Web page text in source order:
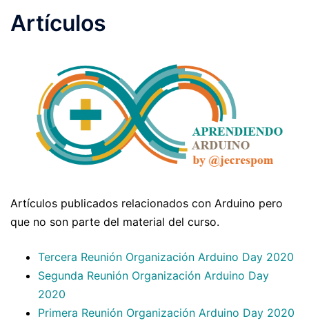
Artículos
Artículos publicados relacionados con Arduino pero
que no son parte del material del curso.
Tercera Reunión Organización Arduino Day 2020
Segunda Reunión Organización Arduino Day
2020
Primera Reunión Organización Arduino Day 2020